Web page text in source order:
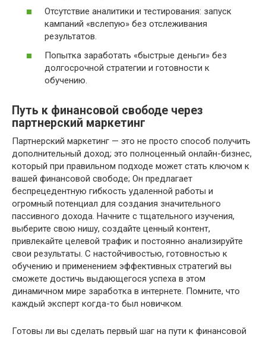
Отсутствие аналитики и тестирования: запуск
кампаний «вслепую» без отслеживания
результатов.
Попытка заработать «быстрые деньги» без
долгосрочной стратегии и готовности к
обучению.
Путь к финансовой свободе через
партнерский маркетинг
Партнерский маркетинг — это не просто способ получить
дополнительный доход; это полноценный онлайн-бизнес,
который при правильном подходе может стать ключом к
вашей финансовой свободе; Он предлагает
беспрецедентную гибкость удаленной работы и
огромный потенциал для создания значительного
пассивного дохода. Начните с тщательного изучения,
выберите свою нишу, создайте ценный контент,
привлекайте целевой трафик и постоянно анализируйте
свои результаты. С настойчивостью, готовностью к
обучению и применением эффективных стратегий вы
сможете достичь выдающегося успеха в этом
динамичном мире заработка в интернете. Помните, что
каждый эксперт когда-то был новичком.
Готовы ли вы сделать первый шаг на пути к финансовой